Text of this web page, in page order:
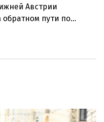
Австрии
пути по